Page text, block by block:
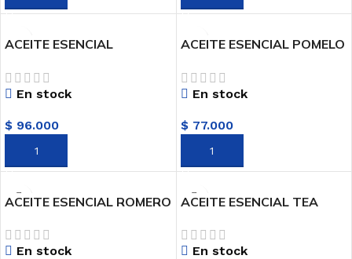
ACEITE ESENCIAL
10ML AROMATMA
En stock
$ 96.000
AÑADIR AL CARRITO
ACEITE ESENCIAL POMELO
En stock
$77.000
AÑADIR AL CARRITO
ACEITE ESENCIAL ROMERO
AROMATMA
En stock
ACEITE ESENCIAL TEA
En stock